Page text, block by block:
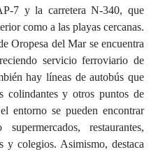
7 y la carretera N-340, que
como a las playas cercanas.
Oropesa del Mar se encuentra
servicio ferroviario de
hay líneas de autobús que
colindantes y otros puntos de
entorno se pueden encontrar
restaurantes,
y colegios. Asimismo, destaca